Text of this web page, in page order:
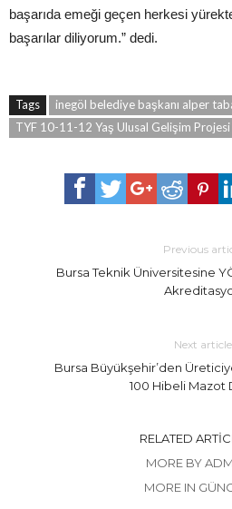
başarıda emeği geçen herkesi
başarılar diliyorum.” dedi.
Tags
inegöl belediye başkanı alper
TYF 10-11-12 Yaş Ulusal Gelişim Projesi
Previous
Bursa Teknik Üniversitesine
Next article
Bursa Büyükşehir’den
100 Hibeli Mazot
RELATED
MORE BY
MORE IN